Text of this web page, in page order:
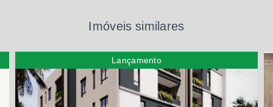
Imóveis similares
Lançamento